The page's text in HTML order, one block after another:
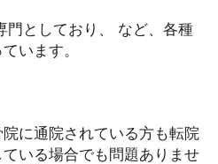
門としており、 など、各種
います。
に通院されている方も転院
いる場合でも問題ありませ